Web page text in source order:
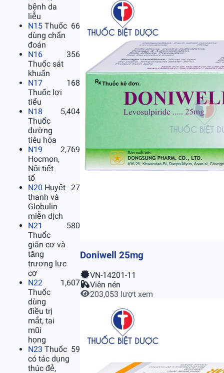
bệnh da
liễu
N15 Thuốc
dùng chẩn
đoán
66
N16
Thuốc sát
khuẩn
356
N17
Thuốc lợi
tiểu
168
N18
Thuốc
đường
tiêu hóa
5,404
N19
Hocmon,
Nội tiết
tố
2,769
N20 Huyết
thanh và
Globulin
miễn dịch
27
N21
Thuốc
giãn cơ và
tăng
trương lực
cơ
580
N22
Thuốc
dùng
điều trị
mắt, tai
mũi
họng
1,607
N23 Thuốc
có tác dụng
thúc đẻ,
59
Doniwell 25mg
VN-14201-11
Viên nén
203,053 lượt xem